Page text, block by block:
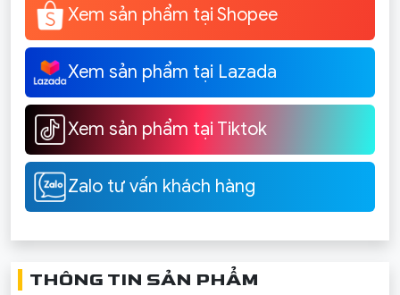
Xem sản phẩm tại Shopee
Xem sản phẩm tại Lazada
Xem sản phẩm tại Tiktok
Zalo tư vấn khách hàng
THÔNG TIN SẢN PHẨM